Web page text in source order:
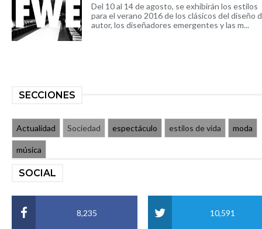
Del 10 al 14 de agosto, se exhibirán los estilos
para el verano 2016 de los clásicos del diseño
autor, los diseñadores emergentes y las m...
SECCIONES
Actualidad Sociedad espectáculo estilos de vida moda
música
SOCIAL
8,235 10,591